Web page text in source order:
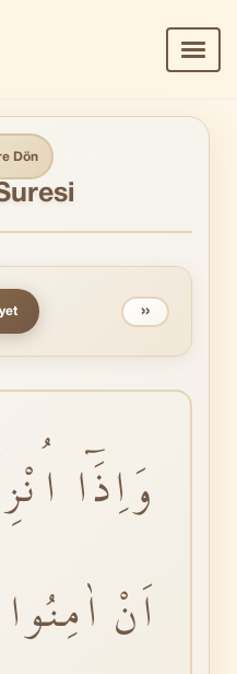
Aç/
Dön
››
وَاِذَٓا
اَنْ